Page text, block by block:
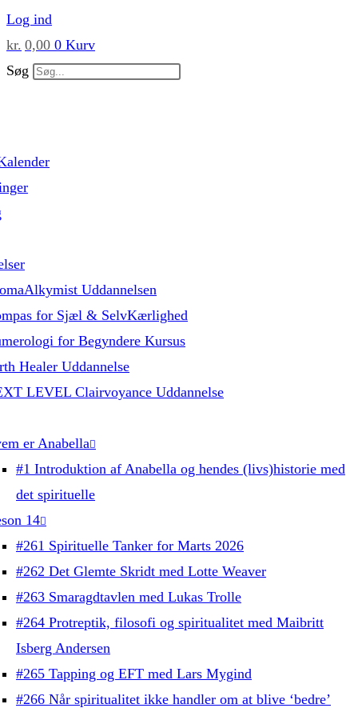
Skip
to
content
Log ind
kr. 0,00 0 Kurv
Søg
Uddannelsen
for Sjæl & SelvKærlighed
for Begyndere Kursus
Healer Uddannelse
LEVEL Clairvoyance Uddannelse
er Anabella
#1 Introduktion af Anabella og hendes (livs)historie med
det spirituelle
14
#261 Spirituelle Tanker for Marts 2026
#262 Det Glemte Skridt med Lotte Weaver
#263 Smaragdtavlen med Lukas Trolle
#264 Protreptik, filosofi og spiritualitet med Maibritt
Isberg Andersen
#265 Tapping og EFT med Lars Mygind
#266 Når spiritualitet ikke handler om at blive ‘bedre’